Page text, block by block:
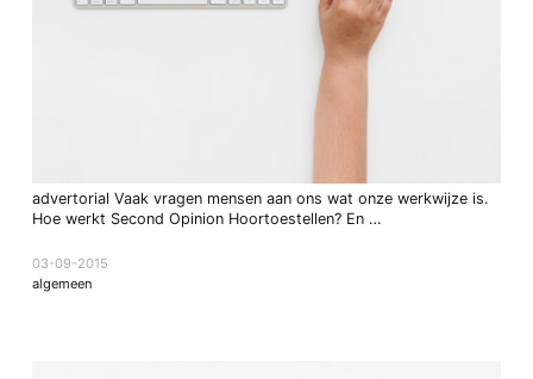
advertorial Vaak vragen mensen aan ons wat onze werkwijze is.
Hoe werkt Second Opinion Hoortoestellen? En …
03-09-2015
algemeen